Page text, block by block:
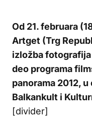
Od 21. februara
Artget (Trg
izložba fotografija
deo programa
panorama 2012,
Balkankult i
[divider]